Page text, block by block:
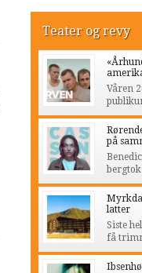
Teater og revy
Våren
på
bergtok
latter
Siste
få